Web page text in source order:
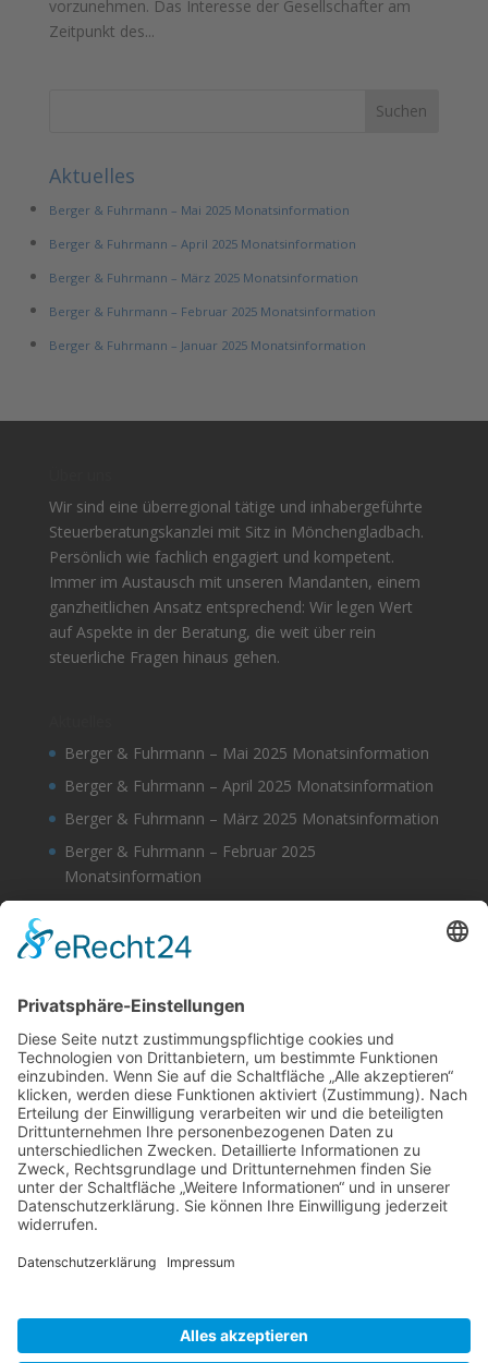
vorzunehmen. Das Interesse der Gesellschafter am
Zeitpunkt des...
Aktuelles
Berger & Fuhrmann – Mai 2025 Monatsinformation
Berger & Fuhrmann – April 2025 Monatsinformation
Berger & Fuhrmann – März 2025 Monatsinformation
Berger & Fuhrmann – Februar 2025 Monatsinformation
Berger & Fuhrmann – Januar 2025 Monatsinformation
Wir sind eine überregional tätige und inhabergeführte
Steuerberatungskanzlei mit Sitz in Mönchengladbach.
Persönlich wie fachlich engagiert und kompetent.
Immer im Austausch mit unseren Mandanten, einem
ganzheitlichen Ansatz entsprechend: Wir legen Wert
auf Aspekte in der Beratung, die weit über rein
steuerliche Fragen hinaus gehen.
Berger & Fuhrmann – Mai 2025 Monatsinformation
Berger & Fuhrmann – April 2025 Monatsinformation
Berger & Fuhrmann – März 2025 Monatsinformation
Berger & Fuhrmann – Februar 2025
Monatsinformation
Monatsinformation
Suche
Datenschutz
Cookie-Einstellungen
Sonstige
Kontakt
Facebook
Anfahrt & Lageplan